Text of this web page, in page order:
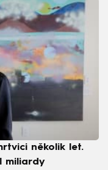
několik let.
miliardy